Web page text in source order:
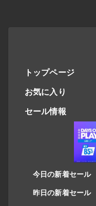
トップページ
お気に入り
セール情報
今日の新着セール
昨日の新着セール